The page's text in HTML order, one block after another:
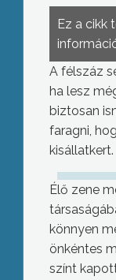
Ez a cikk
A félszáz
ha lesz
biztosan
faragni,
kisállatkert.
Élő zene
könnyen
önkéntes
színt